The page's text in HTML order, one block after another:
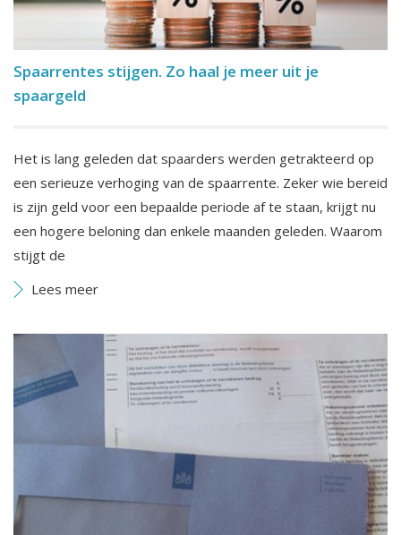
Spaarrentes stijgen. Zo haal je meer uit je
spaargeld
Het is lang geleden dat spaarders werden getrakteerd op
een serieuze verhoging van de spaarrente. Zeker wie bereid
is zijn geld voor een bepaalde periode af te staan, krijgt nu
een hogere beloning dan enkele maanden geleden. Waarom
stijgt de
Lees meer